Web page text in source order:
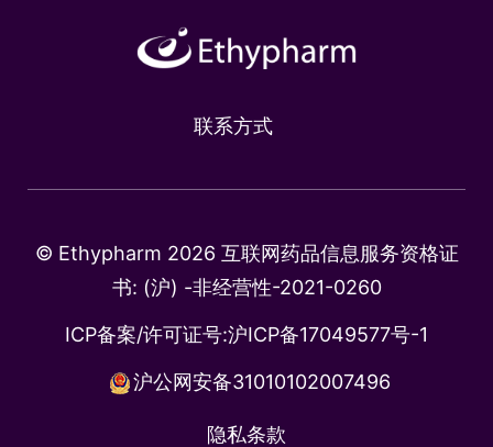
联系方式
© Ethypharm 2026 互联网药品信息服务资格证
书: (沪) -非经营性-2021-0260
ICP备案/许可证号:沪ICP备17049577号-1
沪公网安备31010102007496
隐私条款